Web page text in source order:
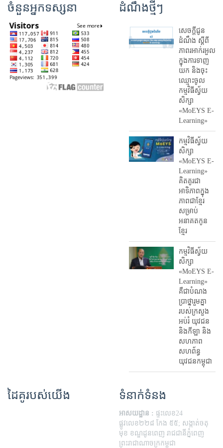
ចំនួនអ្នកទស្សនា ដំណឹងថ្មីៗ
សេចក្តីជូន
ដំណឹង ស្តី​ពី
ភាព​រអាក់រអួល​
ក្នុងការ​ទាញ​
យក និង​ចុះ​
ឈ្មោះ​ចូល​
កម្មវិធី​ស្វ័យ
សិក្សា
«MoEYS E-
Learning»
កម្មវិធីស្វ័យ
សិក្សា
«MoEYS E-
Learning»
គិតគូរជា
អាទិភាពក្នុង
ភាពជាខ្មែរ
សម្រាប់
អនាគតកូន
ខ្មែរ
កម្មវិធីស្វ័យ
សិក្សា
«MoEYS E-
Learning»
គឺជាបំណង
ប្រាថ្នារួមគ្នា
របស់ក្រសួង
អប់រំ​ យុវជន
និងកីឡា និង
សហភាព
សហព័ន្ធ
យុវជនកម្ពុជា
ដៃគូរបស់យើង ទំនាក់ទំនង
អាសយដ្ឋាន : ផ្ទះលេខ24
ផ្លូវលេខ២២៨ កែង ៥៥; សង្កាត់ចតុ
មុខ ខណ្ឌដូនពេញ រាជជានីភ្នំពេញ
ព្រះរាជាណាចក្រកម្ពុជា